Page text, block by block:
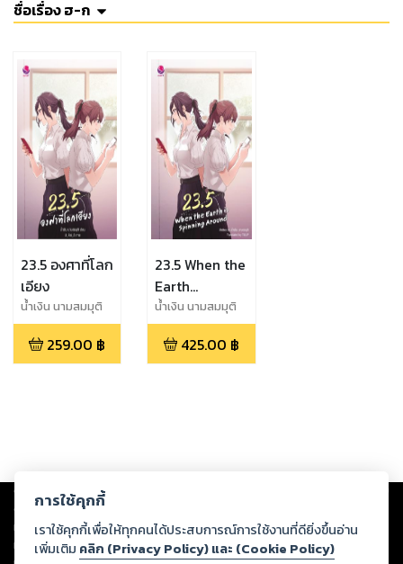
ชื่อเรื่อง ฮ-ก
23.5 องศาที่โลก
เอียง
น้ำเงิน นามสมมุติ
259.00 ฿
23.5 When the
Earth
Spinning
Around (23.5
องศาที่โลกเอียง
น้ำเงิน นามสมมุติ
425.00 ฿
Copyright © 2026
ต่อผลงานหรือเนื้อหาใดที่อัปโหลดผ่านเว็บไซต์และปรากฏว่าละเมิดสิทธิใน
ทรัพย์สินทางปัญญาของบุคคลอื่นหรือขัดต่อกฎหมายและศีลธรรม ดังนั้น ผู้อ่าน
ทุกท่านโปรดใช้วิจารณญาณในการกลั่นกรองด้วยตนเอง และหากท่านพบว่าส่วน
การใช้คุกกี้
เราใช้คุกกี้เพื่อให้ทุกคนได้ประสบการณ์การใช้งานที่ดียิ่งขึ้นอ่าน
เพิ่มเติม คลิก (Privacy Policy) และ (Cookie Policy)